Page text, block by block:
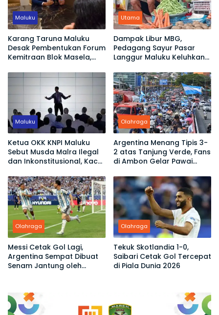
Maluku
Karang Taruna Maluku
Desak Pembentukan Forum
Kemitraan Blok Masela,
Sekadar Jadi Penonton
Utama
Dampak Libur MBG,
Pedagang Sayur Pasar
Langgur Maluku Keluhkan
Maluku
Ketua OKK KNPI Maluku
Sebut Musda Malra Ilegal
dan Inkonstitusional, Kace
Ketua
Olahraga
Argentina Menang Tipis 3-
2 atas Tanjung Verde, Fans
di Ambon Gelar Pawai
Olahraga
Messi Cetak Gol Lagi,
Argentina Sempat Dibuat
Senam Jantung oleh
Olahraga
Tekuk Skotlandia 1-0,
Saibari Cetak Gol Tercepat
di Piala Dunia 2026